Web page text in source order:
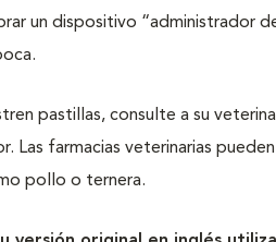
un dispositivo “administrador
pastillas, consulte a su
Las farmacias veterinarias
pollo o ternera.